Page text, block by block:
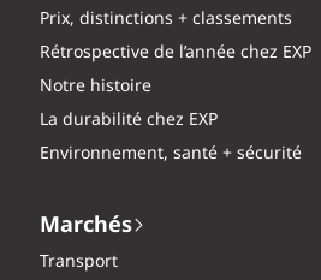
Prix, distinctions + classements
Rétrospective de l’année chez EXP
Notre histoire
La durabilité chez EXP
Environnement, santé + sécurité
Marchés
Transport